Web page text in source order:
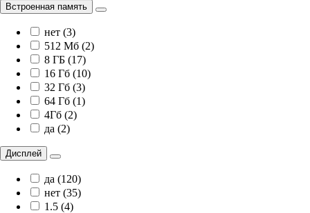
Встроенная память
нет (3)
512 Мб (2)
8 ГБ (17)
16 Гб (10)
32 Гб (3)
64 Гб (1)
4Гб (2)
да (2)
Дисплей
да (120)
нет (35)
1.5 (4)